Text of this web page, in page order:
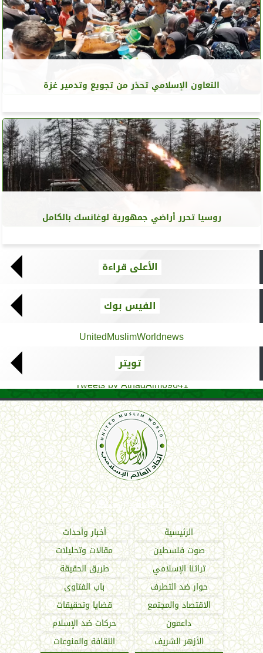
التعاون الإسلامي تحذر من تجويع وتدمير غزة
روسيا تحرر أراضي جمهورية لوغانسك بالكامل
الأعلى قراءة
الفيس بوك
UnitedMuslimWorldnews
تويتر
Tweets by AthadAlm69641
اتحاد العالم الإسلامي
الرئيسية
أخبار وأحداث
صوت فلسطين
مقالات وتحليلات
تراثنا الإسلامي
طريق الحقيقة
حوار ضد التطرف
باب الفتاوى
الاقتصاد والمجتمع
قضايا وتحقيقات
داعمون
حركات ضد الإسلام
الأزهر الشريف
الثقافة والمنوعات